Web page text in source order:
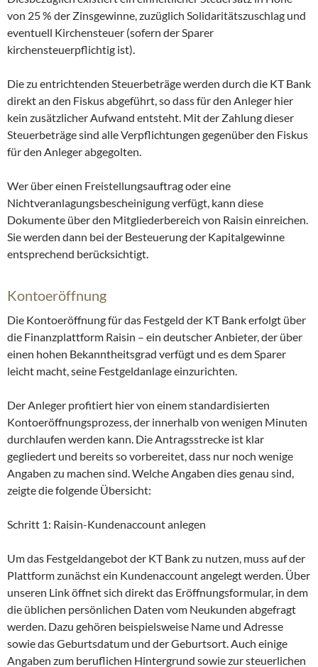
von 25 % der Zinsgewinne, zuzüglich Solidaritätszuschlag und
eventuell Kirchensteuer (sofern der Sparer
kirchensteuerpflichtig ist).
Die zu entrichtenden Steuerbeträge werden durch die KT Bank
direkt an den Fiskus abgeführt, so dass für den Anleger hier
kein zusätzlicher Aufwand entsteht. Mit der Zahlung dieser
Steuerbeträge sind alle Verpflichtungen gegenüber den Fiskus
für den Anleger abgegolten.
Wer über einen Freistellungsauftrag oder eine
Nichtveranlagungsbescheinigung verfügt, kann diese
Dokumente über den Mitgliederbereich von Raisin einreichen.
Sie werden dann bei der Besteuerung der Kapitalgewinne
entsprechend berücksichtigt.
Kontoeröffnung
Die Kontoeröffnung für das Festgeld der KT Bank erfolgt über
die Finanzplattform Raisin – ein deutscher Anbieter, der über
einen hohen Bekanntheitsgrad verfügt und es dem Sparer
leicht macht, seine Festgeldanlage einzurichten.
Der Anleger profitiert hier von einem standardisierten
Kontoeröffnungsprozess, der innerhalb von wenigen Minuten
durchlaufen werden kann. Die Antragsstrecke ist klar
gegliedert und bereits so vorbereitet, dass nur noch wenige
Angaben zu machen sind. Welche Angaben dies genau sind,
zeigte die folgende Übersicht:
Schritt 1: Raisin-Kundenaccount anlegen
Um das Festgeldangebot der KT Bank zu nutzen, muss auf der
Plattform zunächst ein Kundenaccount angelegt werden. Über
unseren Link öffnet sich direkt das Eröffnungsformular, in dem
die üblichen persönlichen Daten vom Neukunden abgefragt
werden. Dazu gehören beispielsweise Name und Adresse
sowie das Geburtsdatum und der Geburtsort. Auch einige
Angaben zum beruflichen Hintergrund sowie zur steuerlichen